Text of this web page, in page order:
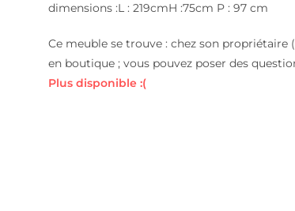
dimensions :L : 219cmH :75cm P : 97 cm
Ce meuble se trouve : chez son
en boutique ; vous pouvez poser des
Plus disponible :(